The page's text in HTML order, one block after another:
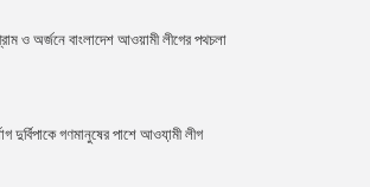
ও অর্জনে বাংলাদেশ আওয়ামী লীগের পথচলা
দুর্বিপাকে গণমানুষের পাশে আওযা়মী লীগ